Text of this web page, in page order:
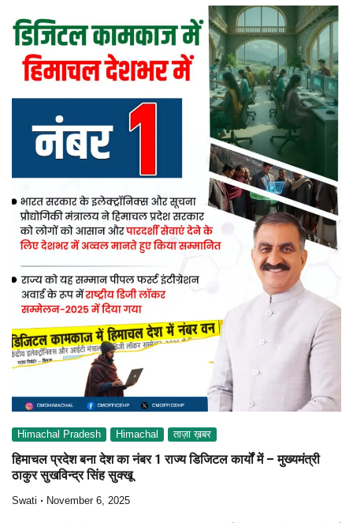
Himachal Pradesh Himachal ताज़ा ख़बर
हिमाचल प्रदेश बना देश का नंबर 1 राज्य डिजिटल कार्यों में – मुख्यमंत्री
ठाकुर सुखविन्द्र सिंह सुक्खू
Swati November 6, 2025